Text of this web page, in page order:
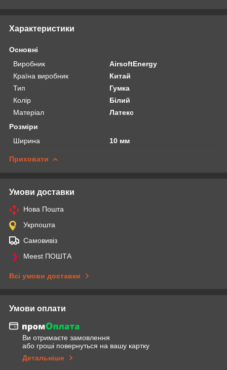
Характеристики
Основні
Виробник
AirsoftEnergy
Країна виробник
Китай
Тип
Гумка
Колір
Білий
Матеріал
Латекс
Розміри
Ширина
10 мм
Приховати
Умови доставки
Нова Пошта
Укрпошта
Самовивіз
Meest ПОШТА
Всі умови доставки
Умови оплати
Ви отримаєте замовлення
або гроші повернуться на вашу картку
Детальніше